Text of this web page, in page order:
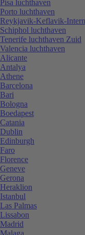
Pisa luchthaven
Porto luchthaven
Reykjavik-Keflavik-
Schiphol luchthaven
Tenerife luchthaven Zuid
Valencia luchthaven
Alicante
Antalya
Athene
Barcelona
Bari
Bologna
Boedapest
Catania
Dublin
Edinburgh
Faro
Florence
Geneve
Gerona
Heraklion
Istanbul
Las Palmas
Lissabon
Madrid
Malaga